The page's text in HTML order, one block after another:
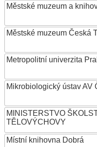
Městské muzeum a
Městské muzeum Česká
Metropolitní univerzita
Mikrobiologický ústav AV
MINISTERSTVO
TĚLOVÝCHOVY
Místní knihovna Dobrá